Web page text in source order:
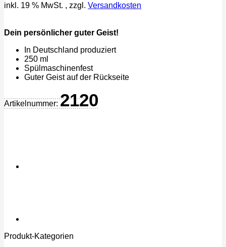
inkl. 19 % MwSt. , zzgl. Versandkosten
Dein persönlicher guter Geist!
In Deutschland produziert
250 ml
Spülmaschinenfest
Guter Geist auf der Rückseite
Artikelnummer: 2120
Produkt-Kategorien